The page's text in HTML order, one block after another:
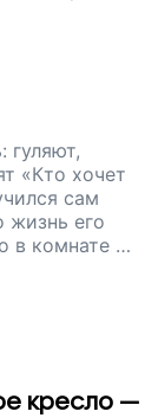
и правильно
и
на такое
то, что
гуляют,
«Кто хочет
сам
жизнь его
в комнате и
мы
мышцы не
кресло —